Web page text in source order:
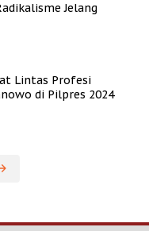
Jelang
Lintas Profesi
di Pilpres 2024